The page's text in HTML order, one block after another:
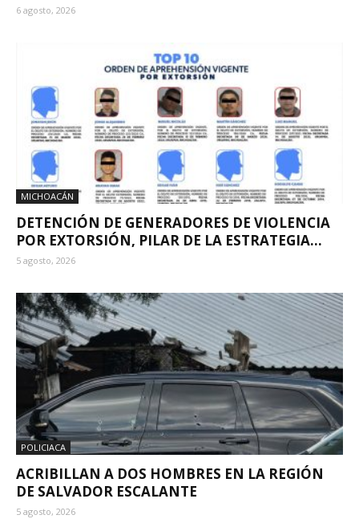
6 agosto, 2026
MICHOACÁN
DETENCIÓN DE GENERADORES DE VIOLENCIA
POR EXTORSIÓN, PILAR DE LA ESTRATEGIA...
5 agosto, 2026
POLICIACA
ACRIBILLAN A DOS HOMBRES EN LA REGIÓN
DE SALVADOR ESCALANTE
5 agosto, 2026